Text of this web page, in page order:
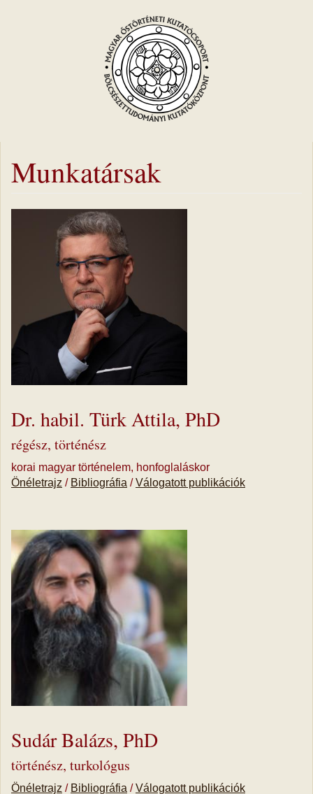
Munkatársak
Dr. habil. Türk Attila, PhD
régész, történész
korai magyar történelem, honfoglaláskor
Önéletrajz / Bibliográfia /Válogatott publikációk
Sudár Balázs, PhD
történész, turkológus
Önéletrajz / Bibliográfia /Válogatott publikációk